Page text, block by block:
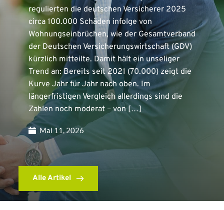
regulierten die deutschen Versicherer 2025
circa 100.000 Schäden infolge von
Wohnungseinbrüchen, wie der Gesamtverband
der Deutschen Versicherungswirtschaft (GDV)
kürzlich mitteilte. Damit hält ein unseliger
Trend an: Bereits seit 2021 (70.000) zeigt die
Kurve Jahr für Jahr nach oben. Im
längerfristigen Vergleich allerdings sind die
Zahlen noch moderat – von […]
Mai 11, 2026
Alle Artikel